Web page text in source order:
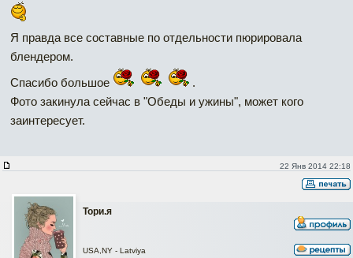
Я правда все составные по отдельности пюрировала
блендером.
Спасибо большое
.
Фото закинула сейчас в "Обеды и ужины", может кого
заинтересует.
22 Янв 2014 22:18
Тори.я
USA,NY - Latviya